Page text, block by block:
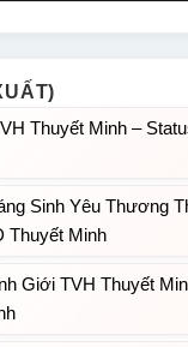
Thuyết Minh –
Sinh Yêu Thương
Thuyết Minh
Giới TVH Thuyết